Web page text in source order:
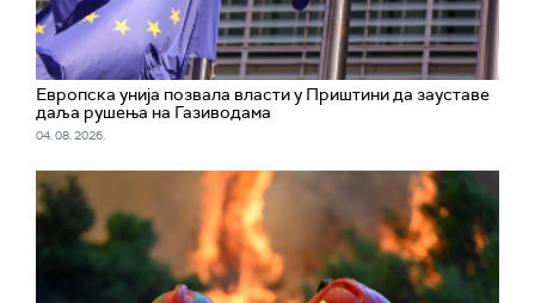
Европска унија позвала власти у Приштини да зауставе
даља рушења на Газиводама
04. 08. 2026.